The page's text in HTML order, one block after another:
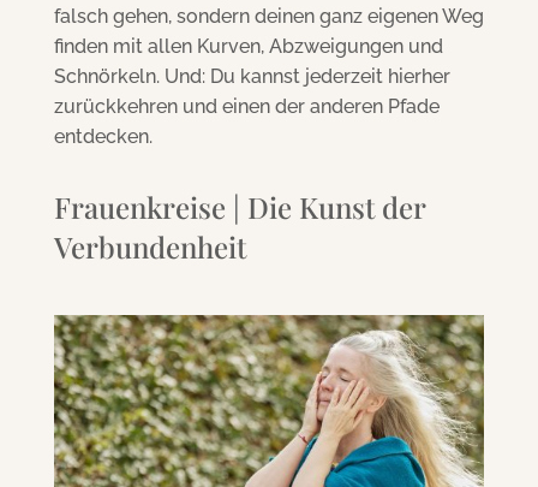
falsch gehen, sondern deinen ganz eigenen Weg
finden mit allen Kurven, Abzweigungen und
Schnörkeln. Und: Du kannst jederzeit hierher
zurückkehren und einen der anderen Pfade
entdecken.
Frauenkreise | Die Kunst der
Verbundenheit